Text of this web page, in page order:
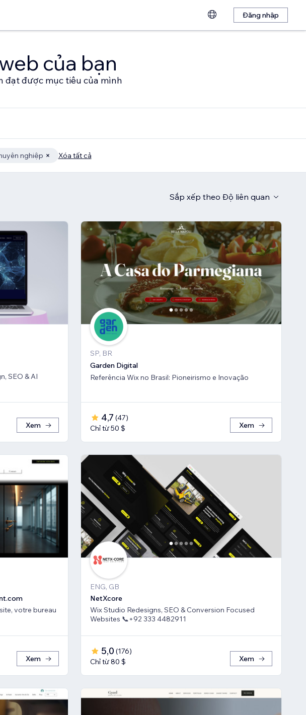
Đăng nhập
của bạn
đạt được mục tiêu của mình
nghiệp Xóa tất cả
Sắp xếp theo Độ liên quan
SEO & AI
Xem
SP, BR
Garden Digital
Referência Wix no Brasil: Pioneirismo e Inovação
4,7 (47)
Chỉ từ 50 $
Xem
votre bureau
Xem
ENG, GB
NetXcore
Wix Studio Redesigns, SEO & Conversion Focused
Websites 📞+92 333 4482911
5,0 (176)
Chỉ từ 80 $
Xem